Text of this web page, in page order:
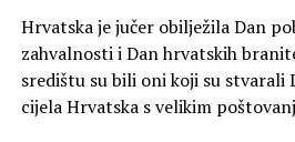
Hrvatska je jučer obilježila Dan
zahvalnosti i Dan hrvatskih
središtu su bili oni koji su stvarali
cijela Hrvatska s velikim